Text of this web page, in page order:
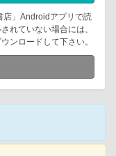
店」Androidアプリで読
れていない場合には、
ンロードして下さい。